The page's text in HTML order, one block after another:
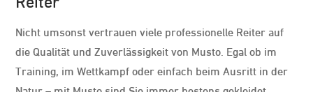
Nicht umsonst vertrauen viele professionelle Reiter auf
die Qualität und Zuverlässigkeit von Musto. Egal ob im
Training, im Wettkampf oder einfach beim Ausritt in der